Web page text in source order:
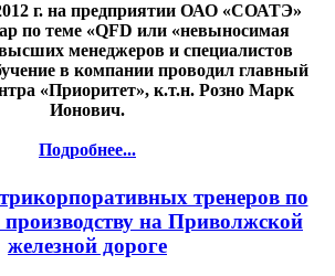
г. на предприятии ОАО «СОАТЭ»
по теме «QFD или «невыносимая
менеджеров и специалистов
в компании проводил главный
«Приоритет», к.т.н. Розно Марк
Ионович.
Подробнее...
тренеров по
на Приволжской
железной дороге